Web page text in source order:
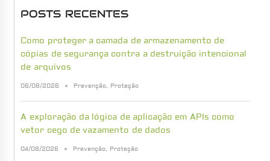
POSTS RECENTES
Como proteger a camada de armazenamento de
cópias de segurança contra a destruição intencional
de arquivos
06/08/2026 Prevenção, Proteção
A exploração da lógica de aplicação em APIs como
vetor cego de vazamento de dados
04/08/2026 Prevenção, Proteção